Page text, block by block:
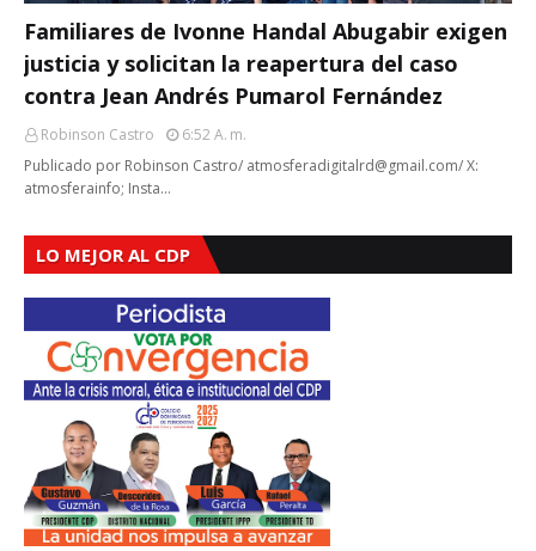
Familiares de Ivonne Handal Abugabir exigen
justicia y solicitan la reapertura del caso
contra Jean Andrés Pumarol Fernández
Robinson Castro
6:52 A. M.
Publicado por Robinson Castro/ atmosferadigitalrd@gmail.com/ X:
atmosferainfo; Insta…
LO MEJOR AL CDP